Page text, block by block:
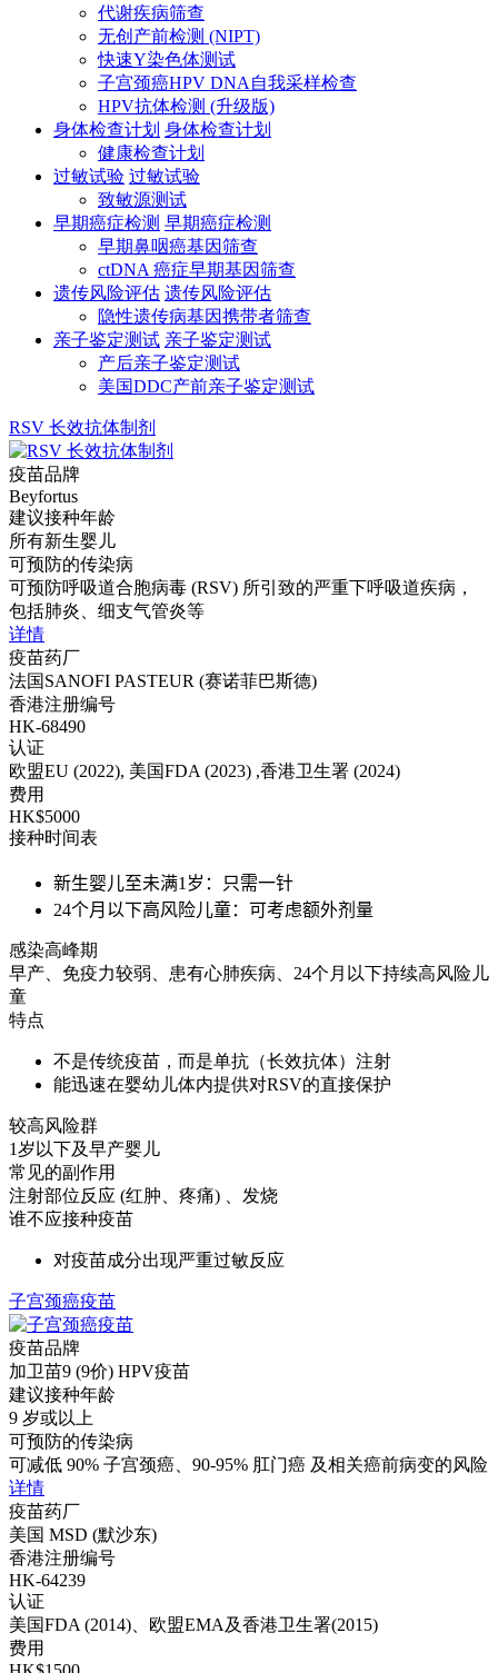
代谢疾病筛查
无创产前检测 (NIPT)
快速Y染色体测试
子宫颈癌HPV DNA自我采样检查
HPV抗体检测 (升级版)
身体检查计划 身体检查计划
健康检查计划
过敏试验 过敏试验
致敏源测试
早期癌症检测 早期癌症检测
早期鼻咽癌基因筛查
ctDNA 癌症早期基因筛查
遗传风险评估 遗传风险评估
隐性遗传病基因携带者筛查
亲子鉴定测试 亲子鉴定测试
产后亲子鉴定测试
美国DDC产前亲子鉴定测试
RSV 长效抗体制剂
疫苗品牌
Beyfortus
建议接种年龄
所有新生婴儿
可预防的传染病
可预防呼吸道合胞病毒 (RSV) 所引致的严重下呼吸道疾病，
包括肺炎、细支气管炎等
详情
疫苗药厂
法国SANOFI PASTEUR (赛诺菲巴斯德)
香港注册编号
HK-68490
认证
欧盟EU (2022), 美国FDA (2023) ,香港卫生署 (2024)
费用
HK$5000
接种时间表
新生婴儿至未满1岁：只需一针
24个月以下高风险儿童：可考虑额外剂量
感染高峰期
早产、免疫力较弱、患有心肺疾病、24个月以下持续高风险儿
童
特点
不是传统疫苗，而是单抗（长效抗体）注射
能迅速在婴幼儿体内提供对RSV的直接保护
较高风险群
1岁以下及早产婴儿
常见的副作用
注射部位反应 (红肿、疼痛) 、发烧
谁不应接种疫苗
对疫苗成分出现严重过敏反应
子宫颈癌疫苗
疫苗品牌
加卫苗9 (9价) HPV疫苗
建议接种年龄
9 岁或以上
可预防的传染病
可减低 90% 子宫颈癌、90-95% 肛门癌 及相关癌前病变的风险
详情
疫苗药厂
美国 MSD (默沙东)
香港注册编号
HK-64239
认证
美国FDA (2014)、欧盟EMA及香港卫生署(2015)
费用